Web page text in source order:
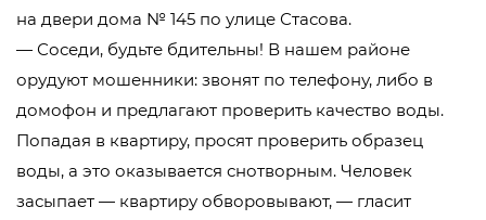
на двери дома № 145 по улице Стасова.
— Соседи, будьте бдительны! В нашем районе
орудуют мошенники: звонят по телефону, либо в
домофон и предлагают проверить качество воды.
Попадая в квартиру, просят проверить образец
воды, а это оказывается снотворным. Человек
засыпает — квартиру обворовывают, — гласит